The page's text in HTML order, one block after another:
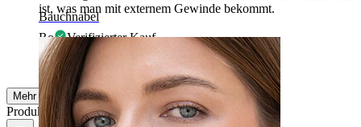
Bauchnabel
ist, was man mit externem Gewinde bekommt.
Ro Verifizierter Kauf
AI-Übersetzung Original anzeigen
Mehr ansehen
Produktqualität